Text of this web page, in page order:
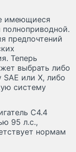
имеющиеся
предпочтений
Теперь
выбрать либо
или Х, либо
систему
С4.4
95 л.с.,
нормам